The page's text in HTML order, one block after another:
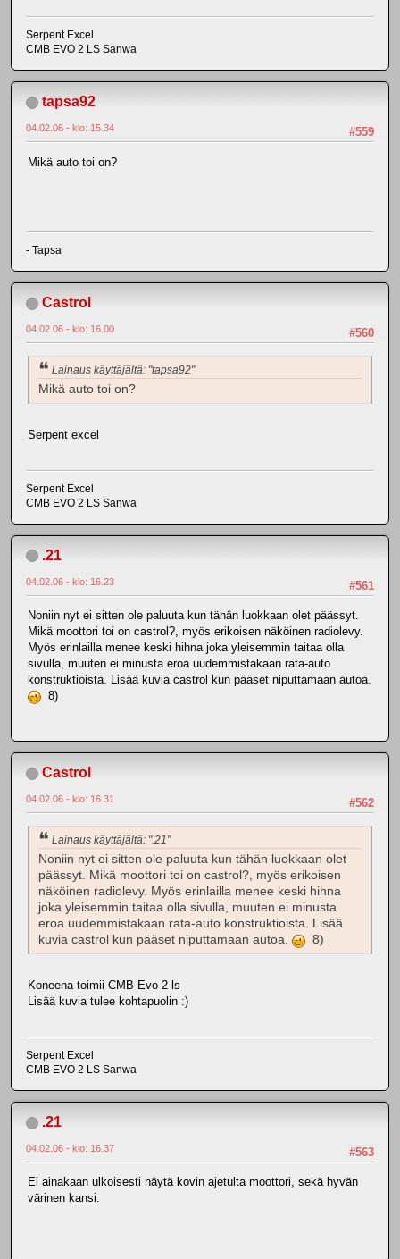
Serpent Excel
CMB EVO 2 LS Sanwa
tapsa92
#559
04.02.06 - klo: 15.34
Mikä auto toi on?
- Tapsa
Castrol
#560
04.02.06 - klo: 16.00
Lainaus käyttäjältä: "tapsa92"
Mikä auto toi on?
Serpent excel
Serpent Excel
CMB EVO 2 LS Sanwa
.21
#561
04.02.06 - klo: 16.23
Noniin nyt ei sitten ole paluuta kun tähän luokkaan olet päässyt.
Mikä moottori toi on castrol?, myös erikoisen näköinen radiolevy.
Myös erinlailla menee keski hihna joka yleisemmin taitaa olla
sivulla, muuten ei minusta eroa uudemmistakaan rata-auto
konstruktioista. Lisää kuvia castrol kun pääset niputtamaan autoa.
8)
Castrol
#562
04.02.06 - klo: 16.31
Lainaus käyttäjältä: ".21"
Noniin nyt ei sitten ole paluuta kun tähän luokkaan olet
päässyt. Mikä moottori toi on castrol?, myös erikoisen
näköinen radiolevy. Myös erinlailla menee keski hihna
joka yleisemmin taitaa olla sivulla, muuten ei minusta
eroa uudemmistakaan rata-auto konstruktioista. Lisää
kuvia castrol kun pääset niputtamaan autoa.
8)
Koneena toimii CMB Evo 2 ls
Lisää kuvia tulee kohtapuolin :)
Serpent Excel
CMB EVO 2 LS Sanwa
.21
#563
04.02.06 - klo: 16.37
Ei ainakaan ulkoisesti näytä kovin ajetulta moottori, sekä hyvän
värinen kansi.